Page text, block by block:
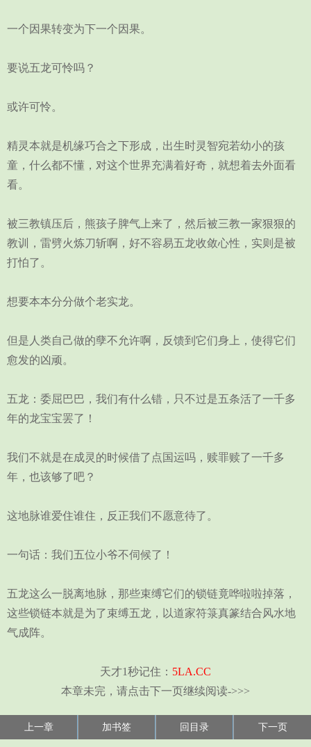
一个因果转变为下一个因果。
要说五龙可怜吗？
或许可怜。
精灵本就是机缘巧合之下形成，出生时灵智宛若幼小的孩
童，什么都不懂，对这个世界充满着好奇，就想着去外面看
看。
被三教镇压后，熊孩子脾气上来了，然后被三教一家狠狠的
教训，雷劈火炼刀斩啊，好不容易五龙收敛心性，实则是被
打怕了。
想要本本分分做个老实龙。
但是人类自己做的孽不允许啊，反馈到它们身上，使得它们
愈发的凶顽。
五龙：委屈巴巴，我们有什么错，只不过是五条活了一千多
年的龙宝宝罢了！
我们不就是在成灵的时候借了点国运吗，赎罪赎了一千多
年，也该够了吧？
这地脉谁爱住谁住，反正我们不愿意待了。
一句话：我们五位小爷不伺候了！
五龙这么一脱离地脉，那些束缚它们的锁链竟哗啦啦掉落，
这些锁链本就是为了束缚五龙，以道家符箓真篆结合风水地
气成阵。
天才1秒记住： 5LA.CC
本章未完，请点击下一页继续阅读->>>
上一章 加书签 回目录 下一页